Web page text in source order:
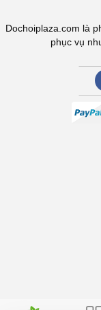
Dochoiplaza.com là
phục vụ